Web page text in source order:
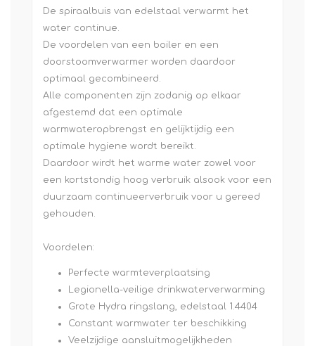
De spiraalbuis van edelstaal verwarmt het
water continue.
De voordelen van een boiler en een
doorstoomverwarmer worden daardoor
optimaal gecombineerd.
Alle componenten zijn zodanig op elkaar
afgestemd dat een optimale
warmwateropbrengst en gelijktijdig een
optimale hygiene wordt bereikt.
Daardoor wirdt het warme water zowel voor
een kortstondig hoog verbruik alsook voor een
duurzaam continueerverbruik voor u gereed
gehouden.
Voordelen:
Perfecte warmteverplaatsing
Legionella-veilige drinkwaterverwarming
Grote Hydra ringslang, edelstaal 1.4404
Constant warmwater ter beschikking
Veelzijdige aansluitmogelijkheden